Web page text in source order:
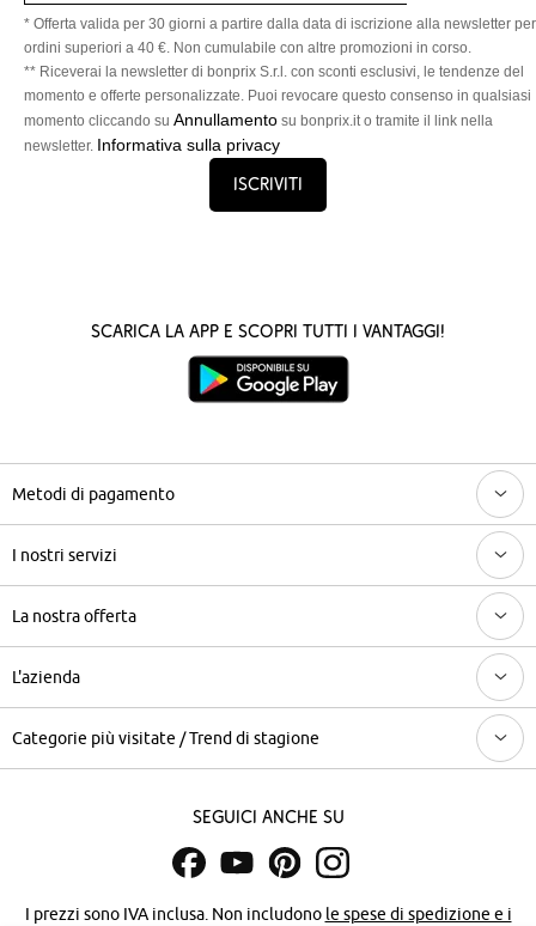
* Offerta valida per 30 giorni a partire dalla data di iscrizione alla newsletter per
ordini superiori a 40 €. Non cumulabile con altre promozioni in corso.
** Riceverai la newsletter di bonprix S.r.l. con sconti esclusivi, le tendenze del
momento e offerte personalizzate. Puoi revocare questo consenso in qualsiasi
momento cliccando su Annullamento su bonprix.it o tramite il link nella
newsletter. Informativa sulla privacy
Iscriviti
Scarica la App e scopri tutti i vantaggi!
Metodi di pagamento
I nostri servizi
La nostra offerta
L'azienda
Categorie più visitate / Trend di stagione
Seguici anche su
I prezzi sono IVA inclusa. Non includono le spese di spedizione e i